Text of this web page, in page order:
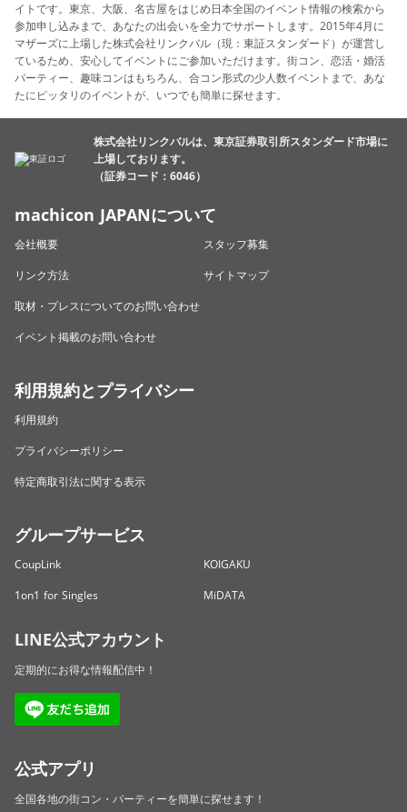
イトです。東京、大阪、名古屋をはじめ日本全国のイベント情報の検索から
参加申し込みまで、あなたの出会いを全力でサポートします。2015年4月に
マザーズに上場した株式会社リンクバル（現：東証スタンダード）が運営し
ているため、安心してイベントにご参加いただけます。街コン、恋活・婚活
パーティー、趣味コンはもちろん、合コン形式の少人数イベントまで、あな
たにピッタリのイベントが、いつでも簡単に探せます。
株式会社リンクバルは、東京証券取引所スタンダード市場に
上場しております。
（証券コード：6046）
machicon JAPANについて
会社概要
スタッフ募集
リンク方法
サイトマップ
取材・プレスについてのお問い合わせ
イベント掲載のお問い合わせ
利用規約とプライバシー
利用規約
プライバシーポリシー
特定商取引法に関する表示
グループサービス
CoupLink
KOIGAKU
1on1 for Singles
MiDATA
LINE公式アカウント
定期的にお得な情報配信中！
公式アプリ
全国各地の街コン・パーティーを簡単に探せます！